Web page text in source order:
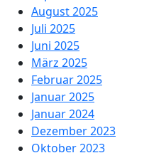
August 2025
Juli 2025
Juni 2025
März 2025
Februar 2025
Januar 2025
Januar 2024
Dezember 2023
Oktober 2023